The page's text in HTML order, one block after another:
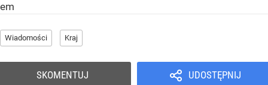
em
Wiadomości Kraj
UDOSTĘPNIJ
SKOMENTUJ